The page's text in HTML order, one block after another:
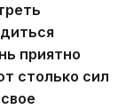
приятно
столько сил